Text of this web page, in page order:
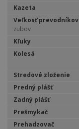
Kazeta
Veľkosť prevodníkov
zubov
Kľuky
Kolesá
Stredové zloženie
Predný plášť
Zadný plášť
Prešmykač
Prehadzovač